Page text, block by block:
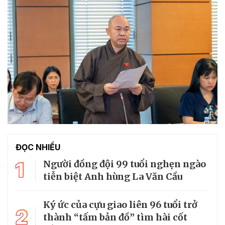
ĐỌC NHIỀU
1
Người đồng đội 99 tuổi nghẹn ngào
tiễn biệt Anh hùng La Văn Cầu
2
Ký ức của cựu giao liên 96 tuổi trở
thành “tấm bản đồ” tìm hài cốt